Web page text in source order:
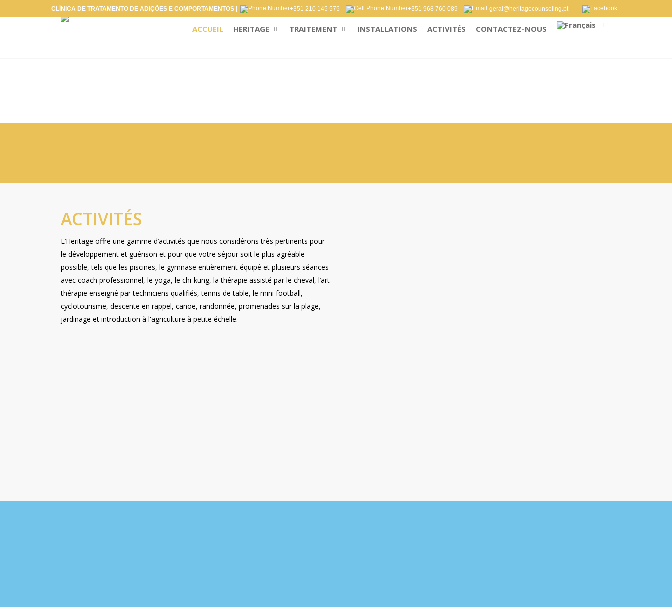
CLÍNICA DE TRATAMENTO DE ADIÇÕES E COMPORTAMENTOS | +351 210 145 575 +351 968 760 089 geral@heritagecounseling.pt
to
ACCUEIL HERITAGE TRAITEMENT INSTALLATIONS ACTIVITÉS CONTACTEZ-NOUS
ACTIVITÉS
L’Heritage offre une gamme d’activités que nous considérons très pertinents pour
le développement et guérison et pour que votre séjour soit le plus agréable
possible, tels que les piscines, le gymnase entièrement équipé et plusieurs séances
avec coach professionnel, le yoga, le chi-kung, la thérapie assisté par le cheval, l’art
thérapie enseigné par techniciens qualifiés, tennis de table, le mini football,
cyclotourisme, descente en rappel, canoë, randonnée, promenades sur la plage,
jardinage et introduction à l'agriculture à petite échelle.